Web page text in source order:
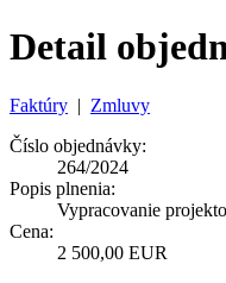
Detail
Faktúry | Zmluvy
Číslo objednávky:
264/2024
Popis plnenia:
Vypracovanie
Cena:
2 500,00 EUR